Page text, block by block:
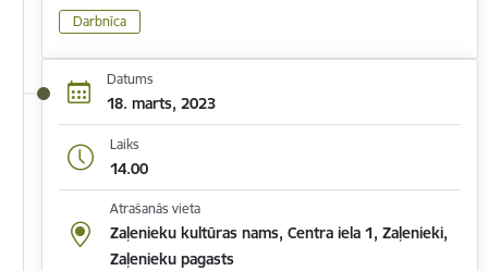
Darbnīca
Datums
18. marts, 2023
Laiks
14.00
Atrašanās vieta
Zaļenieku kultūras nams, Centra iela 1, Zaļenieki,
Zaļenieku pagasts